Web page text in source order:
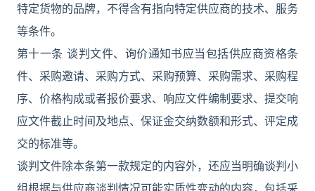
特定货物的品牌，不得含有指向特定供应商的技术、服务
等条件。
第十一条 谈判文件、询价通知书应当包括供应商资格条
件、采购邀请、采购方式、采购预算、采购需求、采购程
序、价格构成或者报价要求、响应文件编制要求、提交响
应文件截止时间及地点、保证金交纳数额和形式、评定成
交的标准等。
谈判文件除本条第一款规定的内容外，还应当明确谈判小
组根据与供应商谈判情况可能实质性变动的内容，包括采